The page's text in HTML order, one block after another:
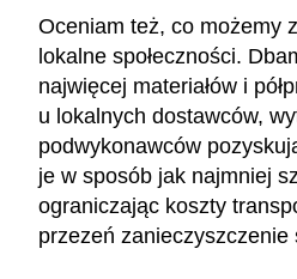
Oceniam też, co możemy
lokalne społeczności.
najwięcej materiałów i
u lokalnych dostawców,
podwykonawców
je w sposób jak najmniej
ograniczając koszty
przezeń zanieczyszczenie